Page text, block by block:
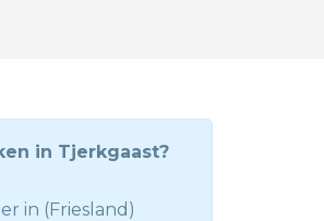
in Tjerkgaast?
in (Friesland)